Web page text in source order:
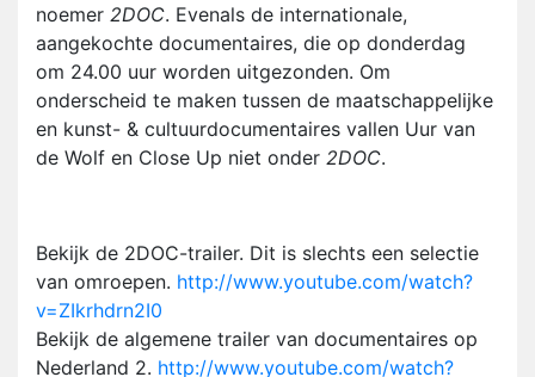
noemer 2DOC. Evenals de internationale,
aangekochte documentaires, die op donderdag
om 24.00 uur worden uitgezonden. Om
onderscheid te maken tussen de maatschappelijke
en kunst- & cultuurdocumentaires vallen Uur van
de Wolf en Close Up niet onder 2DOC.
Bekijk de 2DOC-trailer. Dit is slechts een selectie
van omroepen. http://www.youtube.com/watch?
v=ZIkrhdrn2I0
Bekijk de algemene trailer van documentaires op
Nederland 2. http://www.youtube.com/watch?